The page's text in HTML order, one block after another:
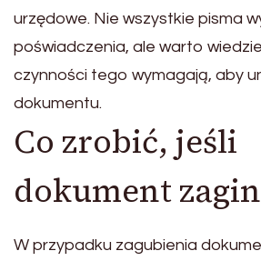
urzędowe. Nie wszystkie pisma
poświadczenia, ale warto
czynności tego wymagają, aby
dokumentu.
Co zrobić, jeśli
dokument
W przypadku zagubienia